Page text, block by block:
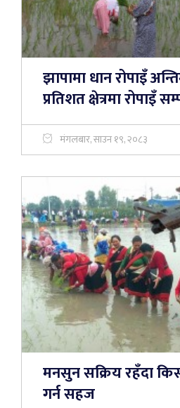
झापामा धान रोपाइँ
प्रतिशत क्षेत्रमा रोपाइँ
मंगलबार, साउन १९, २०८३
मनसुन सक्रिय रहँदा
गर्न सहज